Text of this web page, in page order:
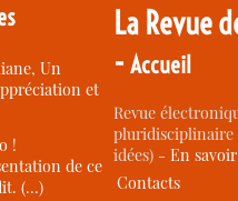
Un
et
!
de ce
(…)
La Revue
-Accueil
Revue
idées) -En
Contacts